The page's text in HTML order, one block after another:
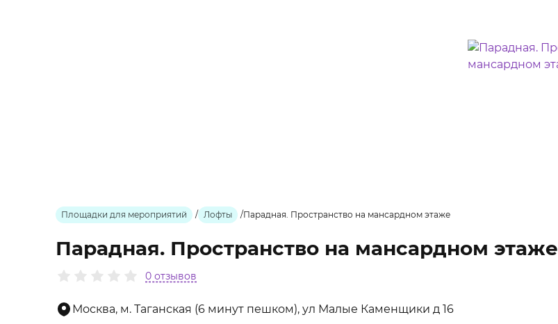
Площадки для мероприятий / Лофты /Парадная. Пространство на мансардном этаже
Парадная. Пространство на мансардном этаже
0 отзывов
Москва, м. Таганская (6 минут пешком), ул Малые Каменщики д 16